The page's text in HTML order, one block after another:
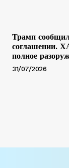
Трамп
соглашении.
полное
31/07/2026